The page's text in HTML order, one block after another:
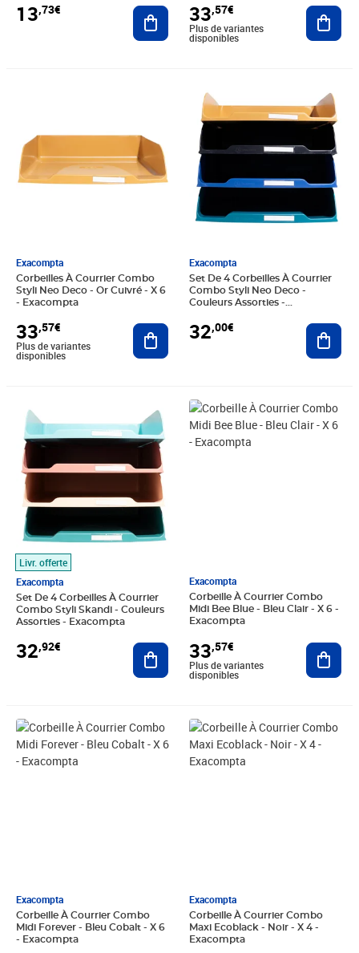
13,73€ Ajouter au panier
33,57€
Plus de variantes
disponibles
Exacompta
Corbeilles À Courrier Combo
Styli Neo Deco - Or Cuivré - X 6
- Exacompta
33,57€
Plus de variantes
disponibles
Ajouter au panier
Exacompta
Set De 4 Corbeilles À Courrier
Combo Styli Neo Deco -
Couleurs Assorties -
32,00€
Prix 32,00€
Livr. offerte
Exacompta
Set De 4 Corbeilles À Courrier
Combo Styli Skandi - Couleurs
Assorties - Exacompta
32,92€
Prix 32,92€
Ajouter au panier
Exacompta
Corbeille À Courrier Combo
Midi Bee Blue - Bleu Clair - X 6 -
Exacompta
33,57€
Prix 33,57€
Plus de variantes
disponibles
Exacompta
Corbeille À Courrier Combo
Midi Forever - Bleu Cobalt - X 6
- Exacompta
Prix 33,57€
Exacompta
Corbeille À Courrier Combo
Maxi Ecoblack - Noir - X 4 -
Exacompta
Prix 36,63€